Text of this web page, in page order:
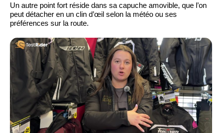
Un autre point fort réside dans sa capuche amovible, que l’on
peut détacher en un clin d’œil selon la météo ou ses
préférences sur la route.